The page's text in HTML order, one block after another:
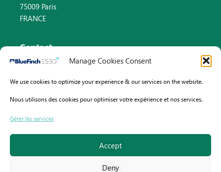
Manage Cookies Consent
We use cookies to optimize your experience & our services on the website.
Nous utilisons des cookies pour optimiser votre expérience et nos services.
Gérer les services
Accept
Deny
75009 Paris
FRANCE
Contact
Email : info@bluefinch-esbd.com
Pays-Bas : +31 (0)8 82 58 33 46
France : +33 (0)9 70 75 61 13